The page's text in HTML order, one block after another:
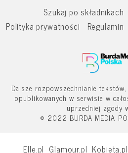
Szukaj po składnikach
Polityka prywatności
Regulamin
Dalsze rozpowszechnianie
opublikowanych w serwisie w
uprzedniej zgody
© 2022 BURDA MEDIA
Elle.pl Glamour.pl Kobieta.pl